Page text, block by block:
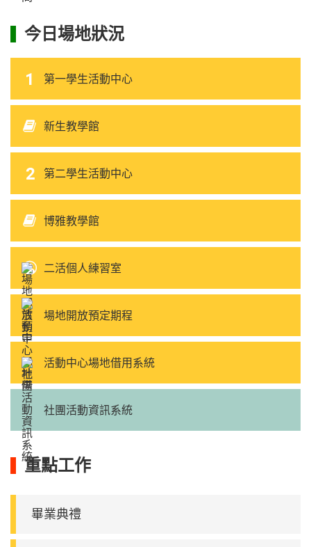
今日場地狀況
第一學生活動中心
新生教學館
第二學生活動中心
博雅教學館
二活個人練習室
場地開放預定期程
活動中心場地借用系統
社團活動資訊系統
重點工作
畢業典禮